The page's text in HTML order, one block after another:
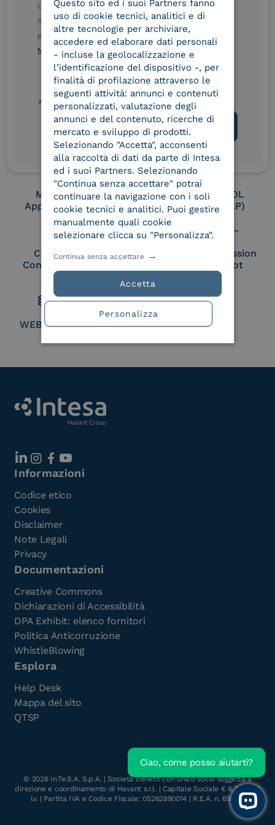
Conservatore
qualificato
UNI EN ISO 37001
UNI EN ISO 9001 UNI EN ISO 27001
UNI EN ISO 27017 UNI EN ISO 27018
Membro Adobe
Approved Trust List
Certified PEPPOL
Access Point (AP)
Cloud Signature
Consortium Member
European Commission
Large Scale Pilot
Member
WEBUILD Consortium
Ulteriori informazioni sulle procedure sono disponibili
nelle Norme di tutela della privacy INTESA. Inoltrando il
presente modulo, dichiaro di aver letto e compreso le
Norme di tutela della privacy INTESA
.
* campo obbligatorio
l'e-Book gratuito
Informazioni
Codice etico
Cookies
Disclaimer
Note Legali
Privacy
Documentazioni
Creative Commons
Dichiarazioni di Accessibilità
DPA Exhibit: elenco fornitori
Politica Anticorruzione
WhistleBlowing
Esplora
Help Desk
Mappa del sito
QTSP
© 2026In.Te.S.A. S.p.A. | Società benefit con unico socio soggetta a
direzione e coordinamento di Havant s.r.l. | Capitale Sociale € 6.300.000
i.v. | Partita IVA e Codice Fiscale: 05262890014 | R.E.A. n. 696117
ITALIAN
Questo sito ed i suoi Partners fanno
uso di cookie tecnici, analitici e di
altre tecnologie per archiviare,
accedere ed elaborare dati personali
- incluse la geolocalizzazione e
l’identificazione del dispositivo -, per
finalità di profilazione attraverso le
seguenti attività: annunci e contenuti
personalizzati, valutazione degli
annunci e del contenuto, ricerche di
mercato e sviluppo di prodotti.
Selezionando "Accetta", acconsenti
alla raccolta di dati da parte di Intesa
ed i suoi Partners. Selezionando
"Continua senza accettare" potrai
continuare la navigazione con i soli
cookie tecnici e analitici. Puoi gestire
manualmente quali cookie
selezionare clicca su "Personalizza".
Accetta
Continua senza accettare
Personalizza
Open
Ciao, come posso aiutarti?